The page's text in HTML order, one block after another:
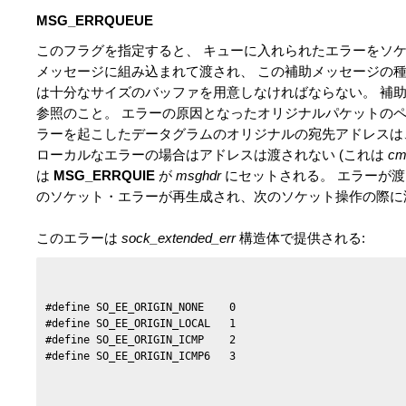
MSG_ERRQUEUE
このフラグを指定すると、 キューに入れられたエラーをソ
メッセージに組み込まれて渡され、 この補助メッセージの
は十分なサイズのバッファを用意しなければならない。
参照のこと。 エラーの原因となったオリジナルパケットの
ラーを起こしたデータグラムのオリジナルの宛先アドレス
ローカルなエラーの場合はアドレスは渡されない (これは
は MSG_ERRQUIE が msghdrにセットされる。 エラーが
のソケット・エラーが再生成され、次のソケット操作の際
このエラーは sock_extended_err構造体で提供される:
#define SO_EE_ORIGIN_NONE    0
#define SO_EE_ORIGIN_LOCAL   1
#define SO_EE_ORIGIN_ICMP    2
#define SO_EE_ORIGIN_ICMP6   3